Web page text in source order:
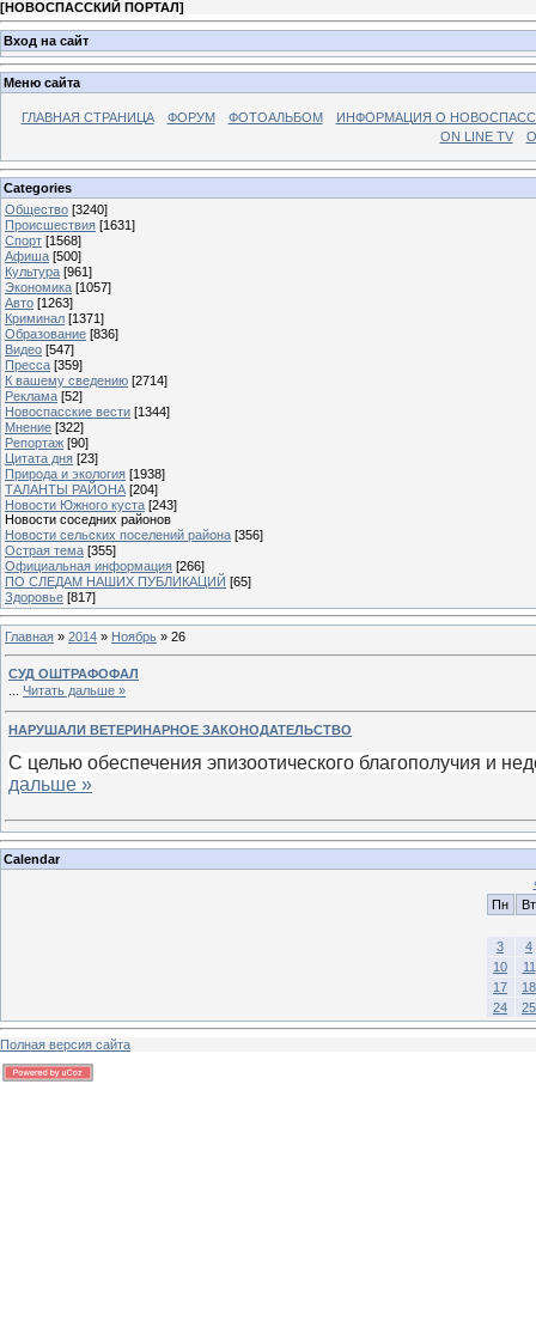
[НОВОСПАССКИЙ ПОРТАЛ]
Вход на сайт
Меню сайта
ГЛАВНАЯ СТРАНИЦА ФОРУМ ФОТОАЛЬБОМ
ИНФОРМАЦИЯ О
ON LINE TV
Categories
Общество [3240]
Происшествия [1631]
Спорт [1568]
Афиша [500]
Культура [961]
Экономика [1057]
Авто [1263]
Криминал [1371]
Образование [836]
Видео [547]
Пресса [359]
К вашему сведению [2714]
Реклама [52]
Новоспасские вести [1344]
Мнение [322]
Репортаж [90]
Цитата дня [23]
Природа и экология [1938]
ТАЛАНТЫ РАЙОНА [204]
Новости Южного куста [243]
Новости соседних районов
Новости сельских поселений района [356]
Острая тема [355]
Официальная информация [266]
ПО СЛЕДАМ НАШИХ ПУБЛИКАЦИЙ [65]
Здоровье [817]
Главная » 2014 » Ноябрь » 26
СУД ОШТРАФОФАЛ
Читать дальше »
НАРУШАЛИ ВЕТЕРИНАРНОЕ ЗАКОНОДАТЕЛЬСТВО
С целью обеспечения эпизоотического благополучия и
дальше »
Calendar
Пн
Вт
3
4
10
11
17
18
24
25
Полная версия сайта